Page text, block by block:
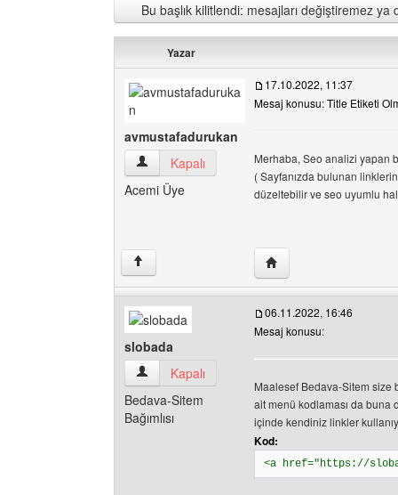
Bu başlık kilitlendi: mesajları değiştiremez ya
Yazar
avmustafadurukan
avmustafadurukan Kullanıcının profilini
Kapalı
Acemi Üye
17.10.2022, 11:37
Mesaj konusu: Title Etiketi
Merhaba, Seo analizi yapan
( Sayfanızda bulunan
düzeltebilir ve seo uyumlu
↑ Yazarın web sitesini
slobada
slobada Kullanıcının profilini görüntüle
Kapalı
Bedava-Sitem
Bağımlısı
06.11.2022, 16:46
Mesaj konusu:
Maalesef Bedava-Sitem size
ait menü kodlaması da buna
içinde kendiniz linkler
Kod:
<a href="https://